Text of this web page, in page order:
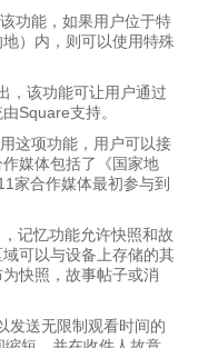
功能，如果用户位于特
）内，则可以使用特殊
，该功能可让用户通过
Square支持。
这项功能，用户可以接
媒体包括了《国家地
家合作媒体最初参与到
记忆功能允许快照和故
可以与设备上存储的其
快照，故事帖子或消
发送无限制观看时间的